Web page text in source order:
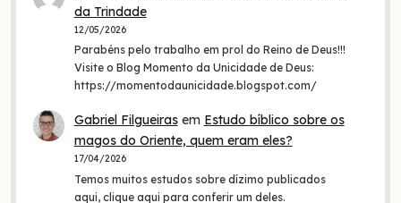
da Trindade
12/05/2026
Parabéns pelo trabalho em prol do Reino de Deus!!!
Visite o Blog Momento da Unicidade de Deus:
https://momentodaunicidade.blogspot.com/
Gabriel Filgueirasem Estudo bíblico sobre os
magos do Oriente, quem eram eles?
17/04/2026
Temos muitos estudos sobre dízimo publicados
aqui, clique aqui para conferir um deles.